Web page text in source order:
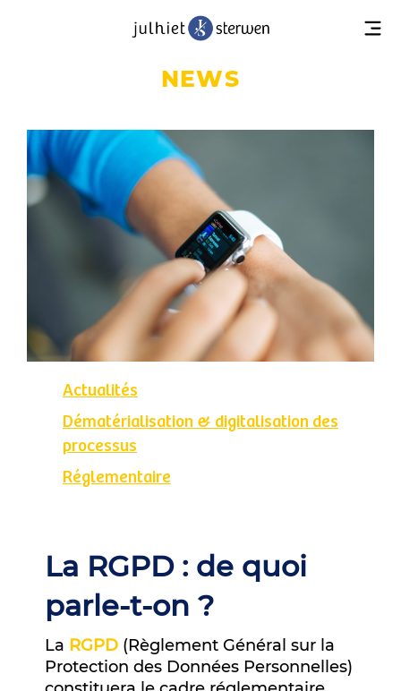
NEWS
Actualités
Dématérialisation & digitalisation des
processus
Réglementaire
La RGPD : de quoi
parle-t-on ?
La RGPD (Règlement Général sur la
Protection des Données Personnelles)